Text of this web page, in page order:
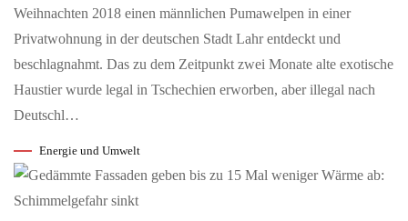
digitale politische…
MAI 29, 2026
Am 29. Mai 2026 jährt sich die Sturzflut in Braunsbach
zum zehnten Mal
Wasserextreme vorzubereiten Extremwetterereignisse können
jeden Ort treffen. Am…
Weihnachten 2018 einen männlichen Pumawelpen in einer
Privatwohnung in der deutschen Stadt Lahr entdeckt und
beschlagnahmt. Das zu dem Zeitpunkt zwei Monate alte exotische
Haustier wurde legal in Tschechien erworben, aber illegal nach
Deutschl…
Energie und Umwelt